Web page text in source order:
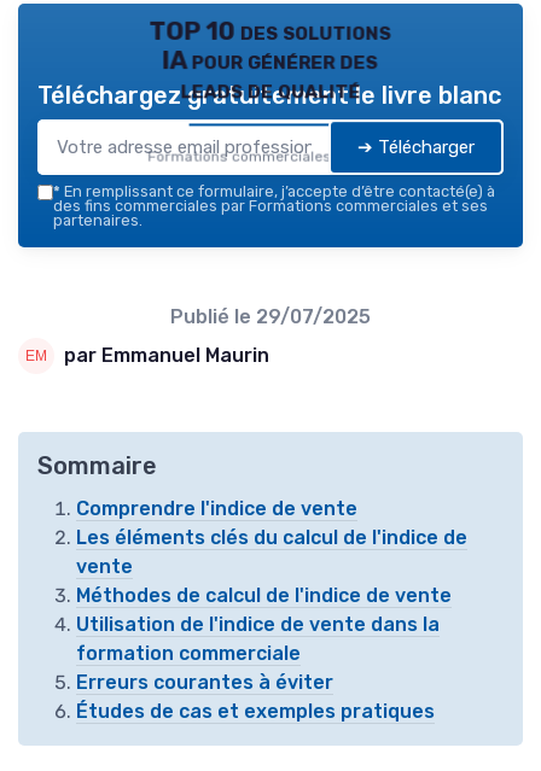
TOP 10 des solutions
IA pour générer des
leads de qualité
Formations commerciales — 2026
Téléchargez gratuitement le livre blanc
➔ Télécharger
* En remplissant ce formulaire, j’accepte d’être contacté(e) à
des fins commerciales par Formations commerciales et ses
partenaires.
Publié le 29/07/2025
par Emmanuel Maurin
Sommaire
Comprendre l'indice de vente
Les éléments clés du calcul de l'indice de
vente
Méthodes de calcul de l'indice de vente
Utilisation de l'indice de vente dans la
formation commerciale
Erreurs courantes à éviter
Études de cas et exemples pratiques